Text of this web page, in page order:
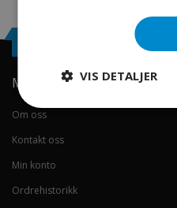
Min konto
Om oss
Kontakt oss
Min konto
Ordrehistorikk
VIS DETALJER